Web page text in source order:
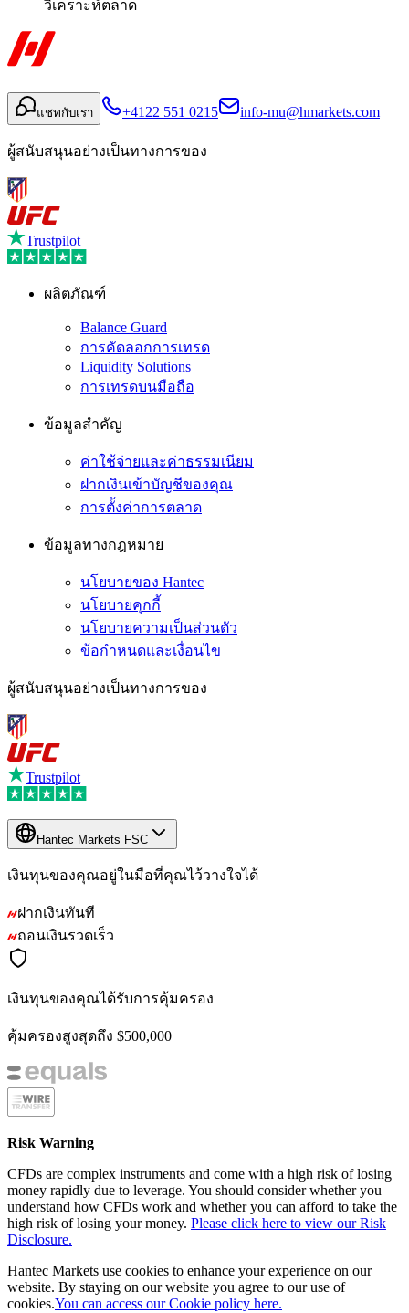
วิเคราะห์ตลาด
แชทกับเรา +4122 551 0215 info-mu@hmarkets.com
ผู้สนับสนุนอย่างเป็นทางการของ
Trustpilot
ผลิตภัณฑ์
Balance Guard
การคัดลอกการเทรด
Liquidity Solutions
การเทรดบนมือถือ
ข้อมูลสำคัญ
ค่าใช้จ่ายและค่าธรรมเนียม
ฝากเงินเข้าบัญชีของคุณ
การตั้งค่าการตลาด
ข้อมูลทางกฎหมาย
นโยบายของ Hantec
นโยบายคุกกี้
นโยบายความเป็นส่วนตัว
ข้อกำหนดและเงื่อนไข
ผู้สนับสนุนอย่างเป็นทางการของ
Trustpilot
Hantec Markets FSC
เงินทุนของคุณอยู่ในมือที่คุณไว้วางใจได้
ฝากเงินทันที
ถอนเงินรวดเร็ว
เงินทุนของคุณได้รับการคุ้มครอง
คุ้มครองสูงสุดถึง $500,000
Risk Warning
CFDs are complex instruments and come with a high risk of losing
money rapidly due to leverage. You should consider whether you
understand how CFDs work and whether you can afford to take the
high risk of losing your money. Please click here to view our Risk
Disclosure.
Hantec Markets use cookies to enhance your experience on our
website. By staying on our website you agree to our use of
cookies.You can access our Cookie policy here.